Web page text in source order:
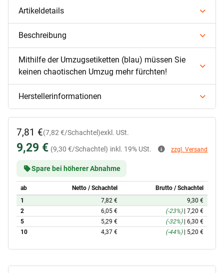
Artikeldetails
Beschreibung
Mithilfe der Umzugsetiketten (blau) müssen Sie
keinen chaotischen Umzug mehr fürchten!
Herstellerinformationen
7,81 €(7,82 €/Schachtel)exkl. USt.
9,29 € (9,30 €/Schachtel) inkl. 19% USt. zzgl. Versand
Spare bei höherer Abnahme
ab Netto / Schachtel
Brutto / Schachtel
1
7,82 €
9,30 €
2
6,05 € (-23%) 7,20 €
5
5,29 € (-32%) 6,30 €
10
4,37 € (-44%) 5,20 €